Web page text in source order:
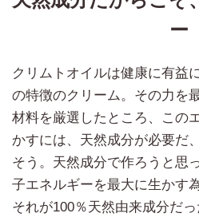
ー
クリムトオイルは健康に有益
の特徴のクリーム。その力を
材料を厳選したところ、この
かすには、天然成分が必要だ
そう。天然成分で作ろうと思
子エネルギーを最大に生かす
それが100％天然由来成分だ